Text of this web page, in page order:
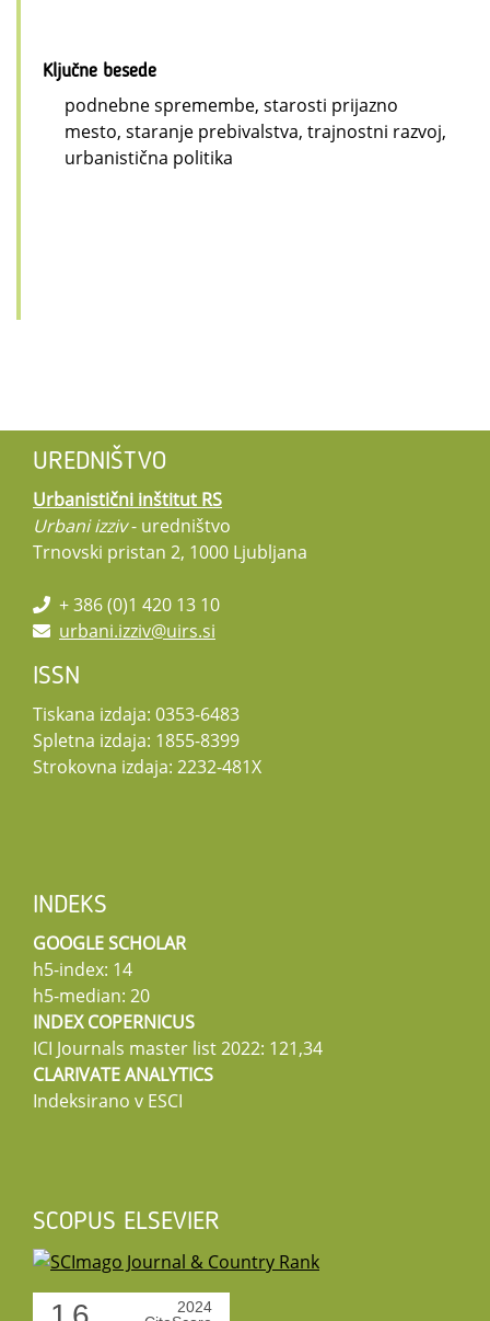
Ključne besede
podnebne spremembe, starosti prijazno
mesto, staranje prebivalstva, trajnostni razvoj,
urbanistična politika
UREDNIŠTVO
Urbanistični inštitut RS
Urbani izziv- uredništvo
Trnovski pristan 2, 1000 Ljubljana
+ 386 (0)1 420 13 10
urbani.izziv@uirs.si
ISSN
Tiskana izdaja: 0353-6483
Spletna izdaja: 1855-8399
Strokovna izdaja: 2232-481X
INDEKS
GOOGLE SCHOLAR
h5-index: 14
h5-median: 20
INDEX COPERNICUS
ICI Journals master list 2022: 121,34
CLARIVATE ANALYTICS
Indeksirano v ESCI
SCOPUS ELSEVIER
2024